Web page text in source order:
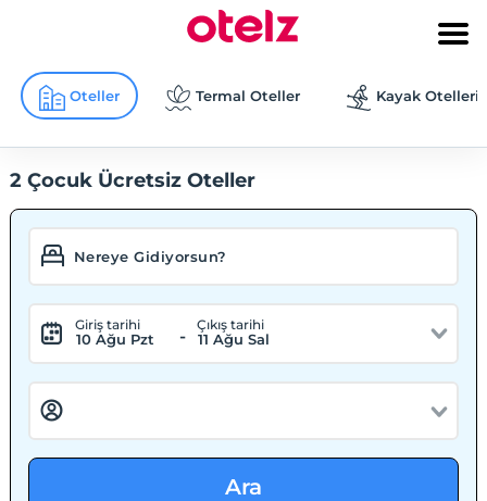
Oteller Termal Oteller Kayak Otelleri
2 Çocuk Ücretsiz Oteller
Giriş tarihi
10 Ağu Pzt -
Çıkış tarihi
11 Ağu Sal
Ara